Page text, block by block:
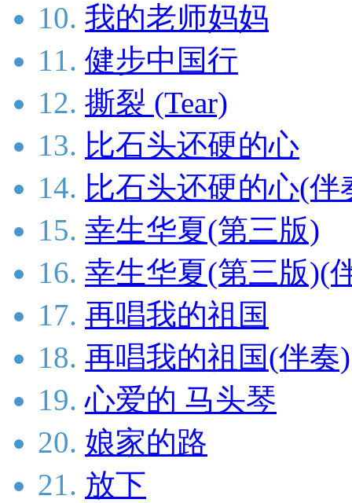
10. 我的老师妈妈
11. 健步中国行
12. 撕裂 (Tear)
13. 比石头还硬的心
14. 比石头还硬的心(伴
15. 幸生华夏(第三版)
16. 幸生华夏(第三版)(
17. 再唱我的祖国
18. 再唱我的祖国(伴奏)
19. 心爱的 马头琴
20. 娘家的路
21. 放下